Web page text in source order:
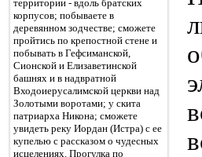
территории - вдоль братских
корпусов; побываете в
деревянном зодчестве; сможете
пройтись по крепостной стене и
побывать в Гефсиманской,
Сионской и Елизаветинской
башнях и в надвратной
Входоиерусалимской церкви над
Золотыми воротами; у скита
патриарха Никона; сможете
увидеть реку Иордан (Истра) с ее
купелью с рассказом о чудесных
исцелениях. Прогулка по